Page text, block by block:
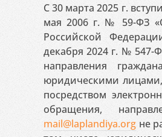
С 30 марта 2025 г.
мая 2006 г. № 59-ФЗ
Российской
декабря 2024 г. №
направления
юридическими
посредством
обращения,
mail@laplandiya.org не